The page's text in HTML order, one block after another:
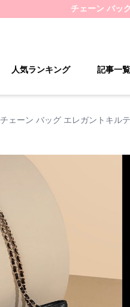
チェーン バッ
人気ランキング 記事一覧
チェーン バッグ エレガントキル